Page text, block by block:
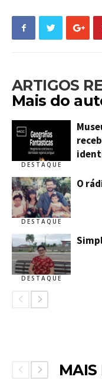
ARTIGOS
Mais do
DESTAQUE
DESTAQUE
O
DESTAQUE
MAIS